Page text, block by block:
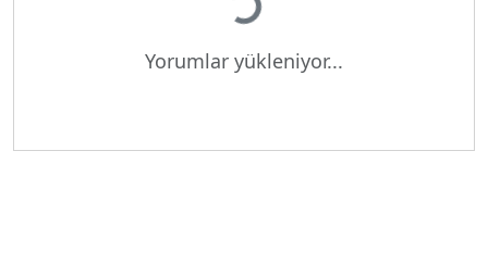
Yükleniyor...
Yorumlar yükleniyor...